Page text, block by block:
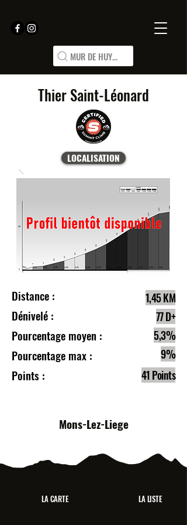
MUR DE HUY...
Thier Saint-Léonard
LOCALISATION
Distance :
Dénivelé :
Pourcentage moyen :
Pourcentage max :
Points :
1,45 KM
77 D+
5,3%
9%
41 Points
Mons-Lez-Liege
LA CARTE LA LISTE